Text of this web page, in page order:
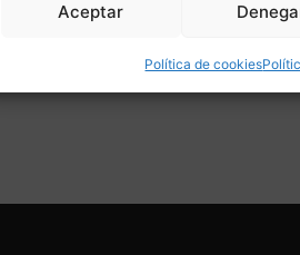
Aceptar
Política de cookies